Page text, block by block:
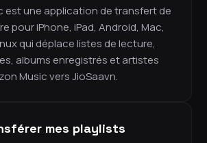
est une application de transfert de
pour iPhone, iPad, Android, Mac,
qui déplace listes de lecture,
albums enregistrés et artistes
Music vers JioSaavn.
mes playlists